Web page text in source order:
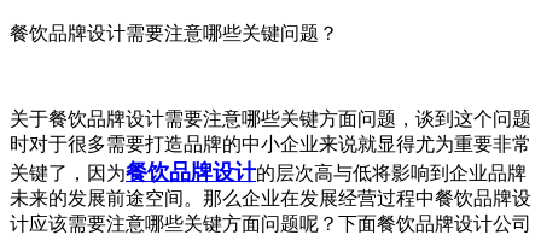
餐饮品牌设计需要注意哪些关键问题？
关于餐饮品牌设计需要注意哪些关键方面问题，谈到这个问题
时对于很多需要打造品牌的中小企业来说就显得尤为重要非常
关键了，因为餐饮品牌设计的层次高与低将影响到企业品牌
未来的发展前途空间。那么企业在发展经营过程中餐饮品牌设
计应该需要注意哪些关键方面问题呢？下面餐饮品牌设计公司